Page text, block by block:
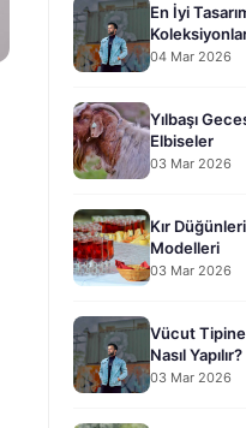
En İyi
04 Mar 2026
Yılbaşı
Elbiseler
03 Mar 2026
Kır
Modelleri
03 Mar 2026
Vücut
Nasıl Yapılır?
03 Mar 2026